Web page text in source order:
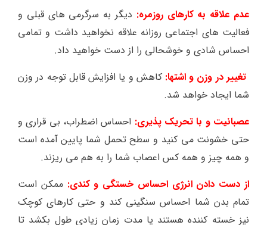
عدم علاقه به کارهای روزمره: دیگر به سرگرمی های قبلی و
فعالیت های اجتماعی روزانه علاقه نخواهید داشت و تمامی
احساس شادی و خوشحالی را از دست خواهید داد.
تغییر در وزن و اشتها: کاهش و یا افزایش قابل توجه در وزن
شما ایجاد خواهد شد.
عصبانیت و با تحریک پذیری: احساس اضطراب، بی قراری و
حتی خشونت می کنید و سطح تحمل شما پایین آمده است
و همه چیز و همه کس اعصاب شما را به هم می ریزند.
از دست دادن انرژی احساس خستگی و کندی: ممکن است
تمام بدن شما احساس سنگینی کند و حتی کارهای کوچک
نیز خسته کننده هستند یا مدت زمان زیادی طول بکشد تا